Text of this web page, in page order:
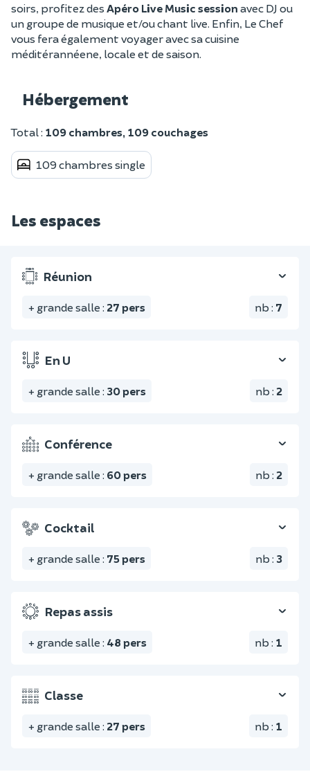
soirs, profitez des Apéro Live Music session avec DJ ou
un groupe de musique et/ou chant live. Enfin, Le Chef
vous fera également voyager avec sa cuisine
méditérannéene, locale et de saison.
Hébergement
Total : 109 chambres, 109 couchages
109 chambres single
Les espaces
Réunion
+ grande salle : 27 pers nb : 7
En U
+ grande salle : 30pers nb : 2
Conférence
+ grande salle : 60pers nb : 2
Cocktail
+ grande salle : 75pers nb : 3
Repas assis
+ grande salle : 48 pers nb : 1
Classe
+ grande salle : 27 pers nb : 1